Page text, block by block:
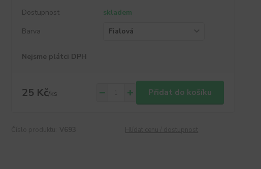
Dostupnost
skladem
Barva
Nejsme plátci DPH
25 Kč/ks Přidat do košíku